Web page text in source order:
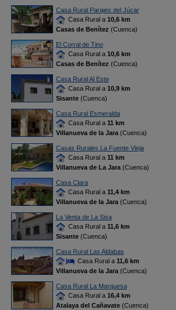
Casa Rural Parajes del Júcar
Casa Rural a 10,6 km
Casas de Benítez (Cuenca)
El Corral de Tino
Casa Rural a 10,6 km
Casas de Benítez (Cuenca)
Casa Rural Al Este
Casa Rural a 10,9 km
Sisante(Cuenca)
Casa Rural Esmeralda
Casa Rural a 11 km
Villanueva de la Jara(Cuenca)
Casas Rurales La Fuente Vieja
Casa Rural a 11 km
Villanueva de La Jara(Cuenca)
Casa Clara
Casa Rural a 11,4 km
Villanueva de la Jara(Cuenca)
La Venta de La Sisa
Casa Rural a 11,6 km
Sisante(Cuenca)
Casa Rural Las Aldabas
Casa Rural a 11,6 km
Villanueva de la Jara(Cuenca)
Casa Rural La Marquesa
Casa Rural a 16,4 km
Atalaya del Cañavate(Cuenca)